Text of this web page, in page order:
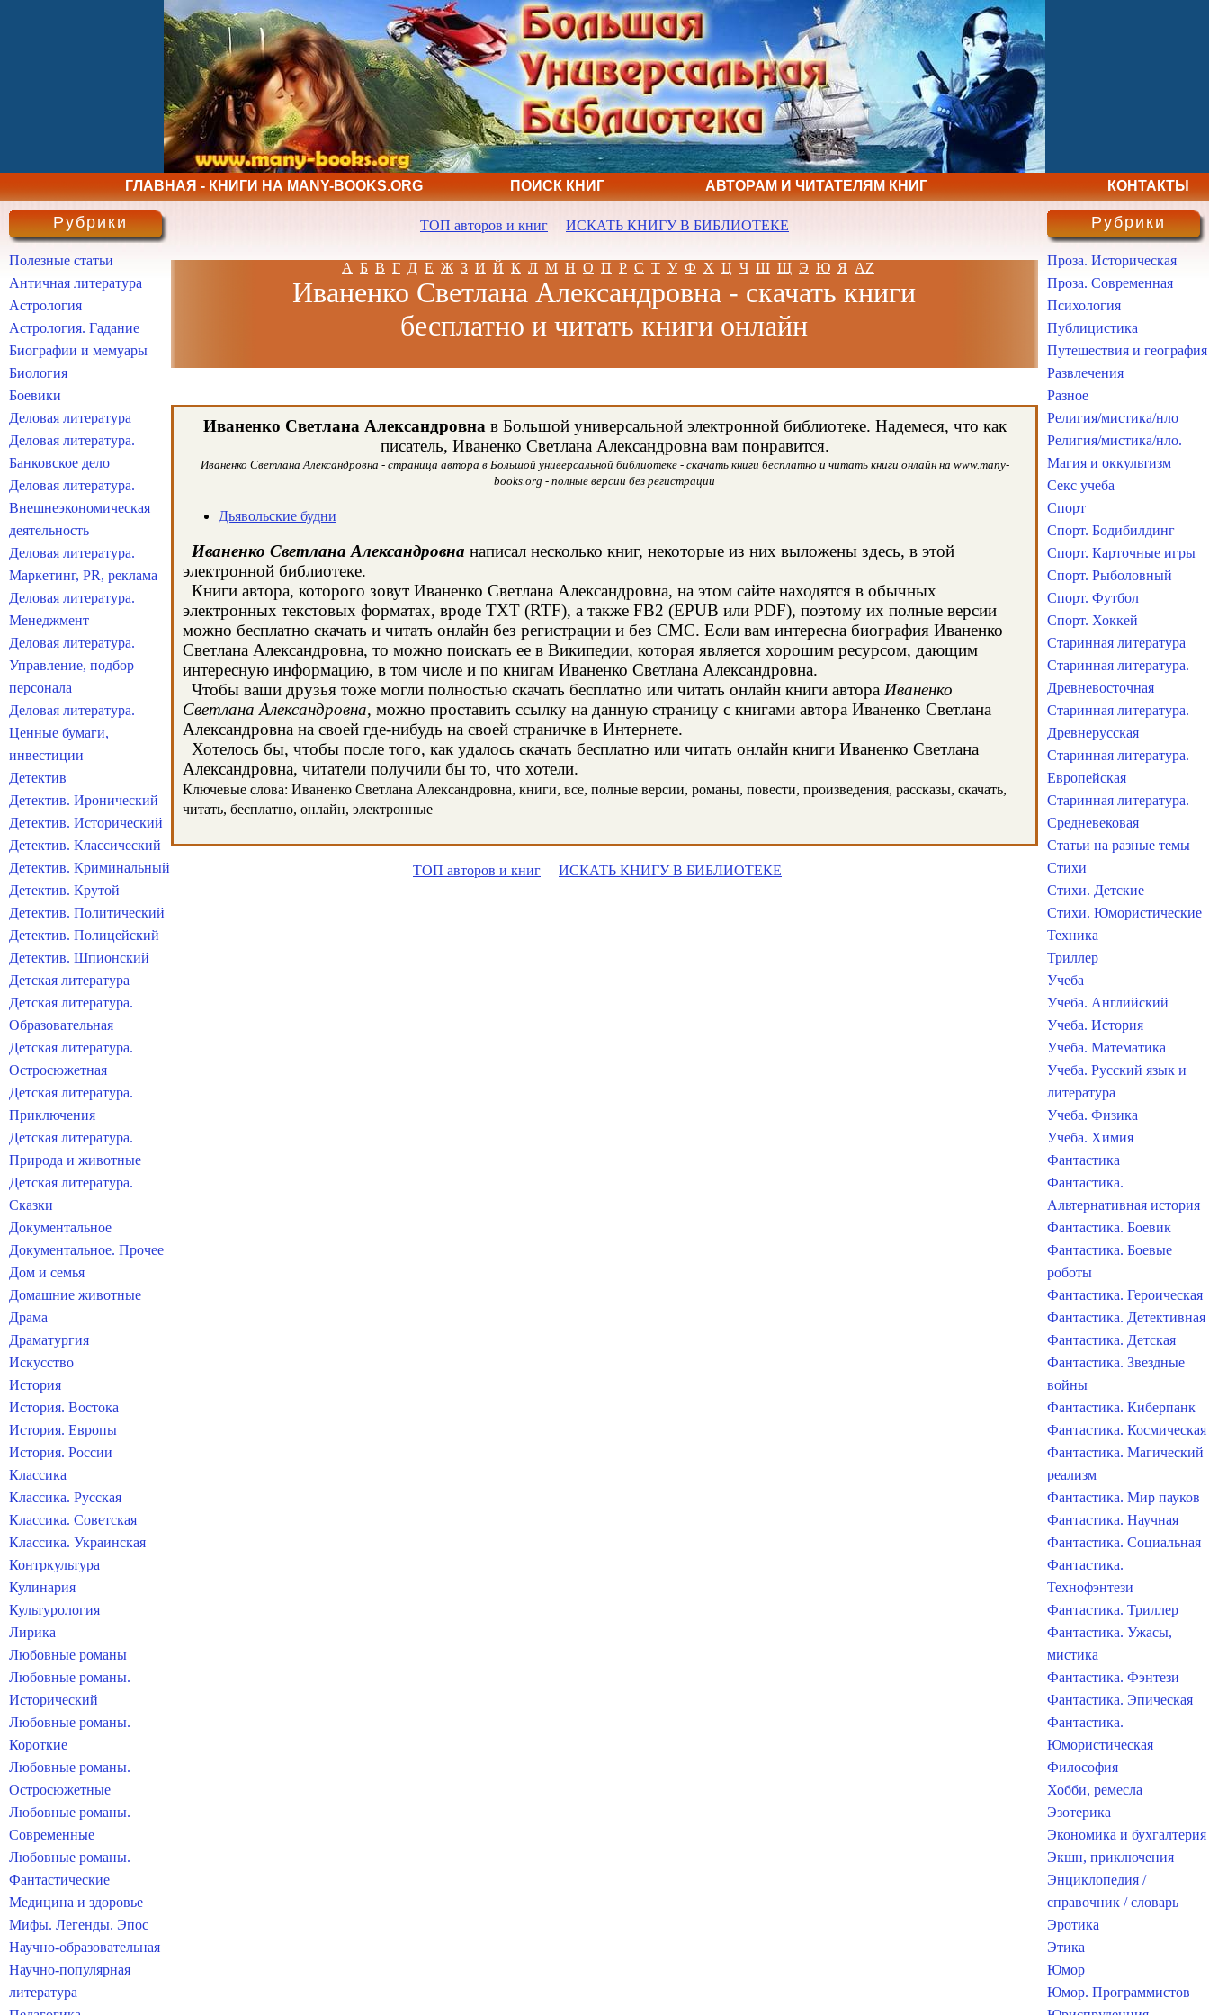
ГЛАВНАЯ - КНИГИ НА MANY-BOOKS.ORG ПОИСК КНИГ АВТОРАМ И ЧИТАТЕЛЯМ КНИГ КОНТАКТЫ
ТОП авторов и книг ИСКАТЬ КНИГУ В БИБЛИОТЕКЕ
А Б В Г Д Е Ж З И Й К Л М Н О П Р С Т У Ф Х Ц Ч Ш Щ Э Ю Я AZ
Иваненко Светлана Александровна - скачать книги
бесплатно и читать книги онлайн
Иваненко Светлана Александровна в Большой универсальной электронной библиотеке. Надемеся, что как
писатель, Иваненко Светлана Александровна вам понравится.
Иваненко Светлана Александровна - страница автора в Большой универсальной библиотеке - скачать книги бесплатно и читать книги онлайн на www.many-
books.org - полные версии без регистрации
Дьявольские будни
Иваненко Светлана Александровна написал несколько книг, некоторые из них выложены здесь, в этой
электронной библиотеке.
Книги автора, которого зовут Иваненко Светлана Александровна, на этом сайте находятся в обычных
электронных текстовых форматах, вроде TXT (RTF), а также FB2 (EPUB или PDF), поэтому их полные версии
можно бесплатно скачать и читать онлайн без регистрации и без СМС. Если вам интересна биография Иваненко
Светлана Александровна, то можно поискать ее в Википедии, которая является хорошим ресурсом, дающим
интересную информацию, в том числе и по книгам Иваненко Светлана Александровна.
Чтобы ваши друзья тоже могли полностью скачать бесплатно или читать онлайн книги автора Иваненко
Светлана Александровна, можно проставить ссылку на данную страницу с книгами автора Иваненко Светлана
Александровна на своей где-нибудь на своей страничке в Интернете.
Хотелось бы, чтобы после того, как удалось скачать бесплатно или читать онлайн книги Иваненко Светлана
Александровна, читатели получили бы то, что хотели.
Ключевые слова: Иваненко Светлана Александровна, книги, все, полные версии, романы, повести, произведения, рассказы, скачать,
читать, бесплатно, онлайн, электронные
ТОП авторов и книг ИСКАТЬ КНИГУ В БИБЛИОТЕКЕ
Рубрики
Полезные статьи
Античная литература
Астрология
Астрология. Гадание
Биографии и мемуары
Биология
Боевики
Деловая литература
Деловая литература.
Банковское дело
Деловая литература.
Внешнеэкономическая
деятельность
Деловая литература.
Маркетинг, PR, реклама
Деловая литература.
Менеджмент
Деловая литература.
Управление, подбор
персонала
Деловая литература.
Ценные бумаги,
инвестиции
Детектив
Детектив. Иронический
Детектив. Исторический
Детектив. Классический
Детектив. Криминальный
Детектив. Крутой
Детектив. Политический
Детектив. Полицейский
Детектив. Шпионский
Детская литература
Детская литература.
Образовательная
Детская литература.
Остросюжетная
Детская литература.
Приключения
Детская литература.
Природа и животные
Детская литература.
Сказки
Документальное
Документальное. Прочее
Дом и семья
Домашние животные
Драма
Драматургия
Искусство
История
История. Востока
История. Европы
История. России
Классика
Классика. Русская
Классика. Советская
Классика. Украинская
Контркультура
Кулинария
Культурология
Лирика
Любовные романы
Любовные романы.
Исторический
Любовные романы.
Короткие
Любовные романы.
Остросюжетные
Любовные романы.
Современные
Любовные романы.
Фантастические
Медицина и здоровье
Мифы. Легенды. Эпос
Научно-образовательная
Научно-популярная
литература
Рубрики
Проза. Историческая
Проза. Современная
Психология
Публицистика
Путешествия и география
Развлечения
Разное
Религия/мистика/нло
Религия/мистика/нло.
Магия и оккультизм
Секс учеба
Спорт
Спорт. Бодибилдинг
Спорт. Карточные игры
Спорт. Рыболовный
Спорт. Футбол
Спорт. Хоккей
Старинная литература
Старинная литература.
Древневосточная
Старинная литература.
Древнерусская
Старинная литература.
Европейская
Старинная литература.
Средневековая
Статьи на разные темы
Стихи
Стихи. Детские
Стихи. Юмористические
Техника
Триллер
Учеба
Учеба. Английский
Учеба. История
Учеба. Математика
Учеба. Русский язык и
литература
Учеба. Физика
Учеба. Химия
Фантастика
Фантастика.
Альтернативная история
Фантастика. Боевик
Фантастика. Боевые
роботы
Фантастика. Героическая
Фантастика. Детективная
Фантастика. Детская
Фантастика. Звездные
войны
Фантастика. Киберпанк
Фантастика. Космическая
Фантастика. Магический
реализм
Фантастика. Мир пауков
Фантастика. Научная
Фантастика. Социальная
Фантастика.
Технофэнтези
Фантастика. Триллер
Фантастика. Ужасы,
мистика
Фантастика. Фэнтези
Фантастика. Эпическая
Фантастика.
Юмористическая
Философия
Хобби, ремесла
Эзотерика
Экономика и бухгалтерия
Экшн, приключения
Энциклопедия /
справочник / словарь
Эротика
Этика
Юмор
Юмор. Программистов